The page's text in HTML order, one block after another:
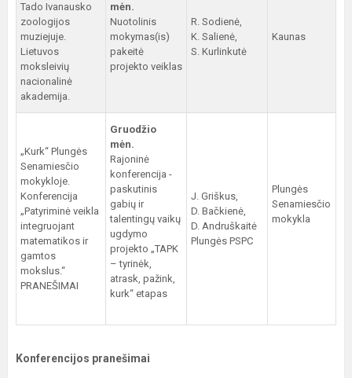
Tado Ivanausko
zoologijos
muziejuje.
Lietuvos
moksleivių
nacionalinė
akademija.
mėn.
Nuotolinis
mokymas(is)
pakeitė
projekto veiklas
R. Sodienė,
K. Salienė,
S. Kurlinkutė
Kaunas
„Kurk“ Plungės
Senamiesčio
mokykloje.
Konferencija
„Patyriminė veikla
integruojant
matematikos ir
gamtos
mokslus.“
PRANEŠIMAI
Gruodžio
mėn.
Rajoninė
konferencija -
paskutinis
gabių ir
talentingų vaikų
ugdymo
projekto „TAPK
– tyrinėk,
atrask, pažink,
kurk“ etapas
J. Griškus,
D. Bačkienė,
D. Andruškaitė
Plungės PSPC
Plungės
Senamiesčio
mokykla
Konferencijos pranešimai